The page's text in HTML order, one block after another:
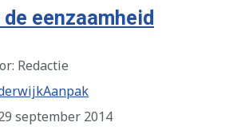
eenzaamheid
Redactie
september 2014